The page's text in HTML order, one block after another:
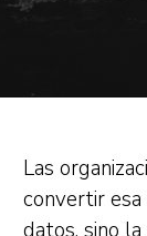
Las
convertir